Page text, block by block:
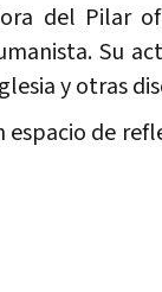
del Pilar
Su
y otras
de